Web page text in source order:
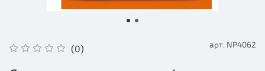
(0) арт. NP4062